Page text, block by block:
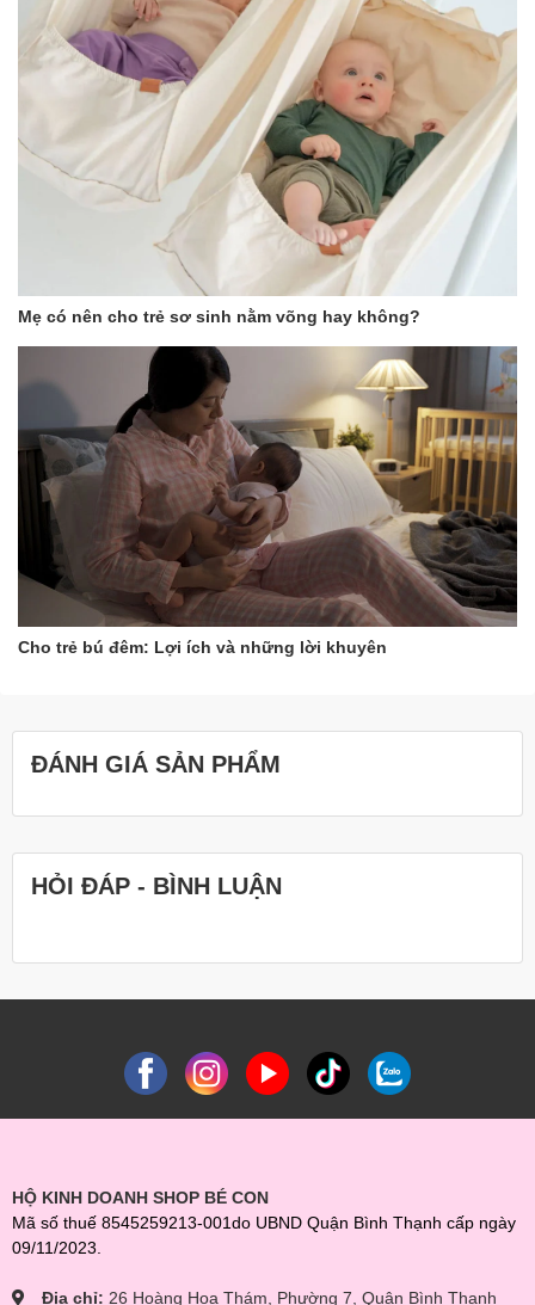
Mẹ có nên cho trẻ sơ sinh nằm võng hay không?
Cho trẻ bú đêm: Lợi ích và những lời khuyên
ĐÁNH GIÁ SẢN PHẨM
HỎI ĐÁP - BÌNH LUẬN
HỘ KINH DOANH SHOP BÉ CON
Mã số thuế 8545259213-001do UBND Quận Bình Thạnh cấp ngày
09/11/2023.
Địa chỉ: 26 Hoàng Hoa Thám, Phường 7, Quận Bình Thạnh